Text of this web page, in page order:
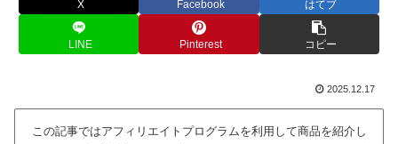
X Facebook はてブ
LINE Pinterest コピー
2025.12.17
この記事ではアフィリエイトプログラムを利用して商品を紹介し